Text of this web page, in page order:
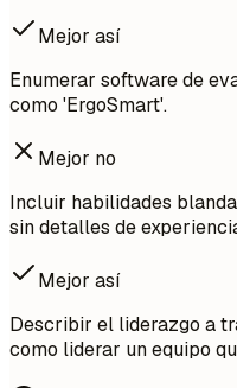
Mejor así
Enumerar software de
como 'ErgoSmart'.
Mejor no
Incluir habilidades
sin detalles de
Mejor así
Describir el liderazgo a
como liderar un equipo